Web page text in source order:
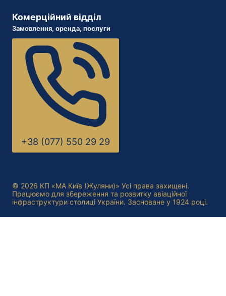
Комерційний відділ
Замовлення, оренда, послуги
+38 (077) 550 29 29
© 2026 КП «МА Київ (Жуляни)» Усі права захищені.
Працюємо для збереження та розвитку авіаційної
інфраструктури столиці України. Засноване у 1924 році.